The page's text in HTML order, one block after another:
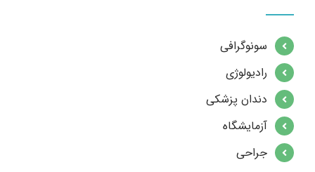
سونوگرافی
رادیولوژی
دندان پزشکی
آزمایشگاه
جراحی